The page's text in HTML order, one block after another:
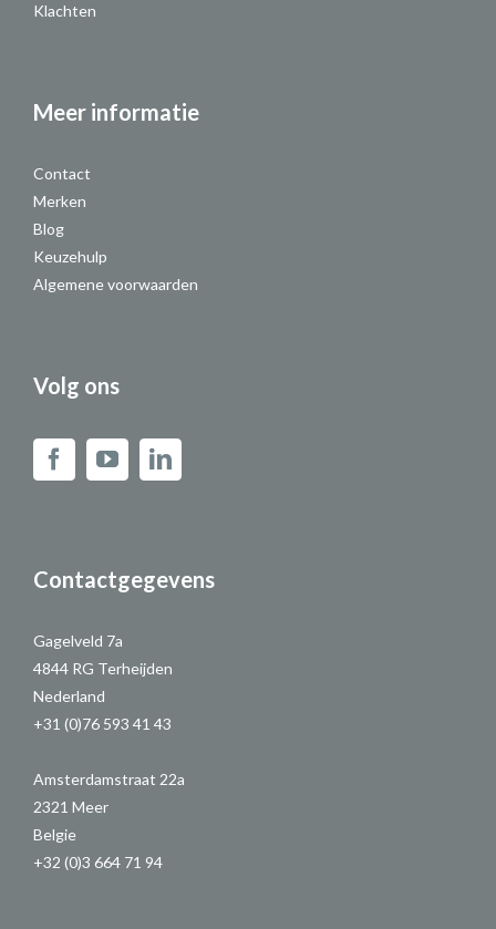
Klachten
Meer informatie
Contact
Merken
Blog
Keuzehulp
Algemene voorwaarden
Volg ons
Contactgegevens
Gagelveld 7a
4844 RG Terheijden
Nederland
+31 (0)76 593 41 43
Amsterdamstraat 22a
2321 Meer
Belgie
+32 (0)3 664 71 94